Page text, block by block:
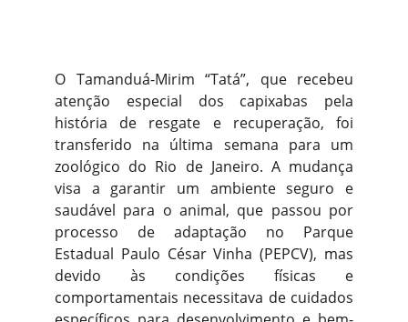
O Tamanduá-Mirim “Tatá”, que recebeu
atenção especial dos capixabas pela
história de resgate e recuperação, foi
transferido na última semana para um
zoológico do Rio de Janeiro. A mudança
visa a garantir um ambiente seguro e
saudável para o animal, que passou por
processo de adaptação no Parque
Estadual Paulo César Vinha (PEPCV), mas
devido às condições físicas e
comportamentais necessitava de cuidados